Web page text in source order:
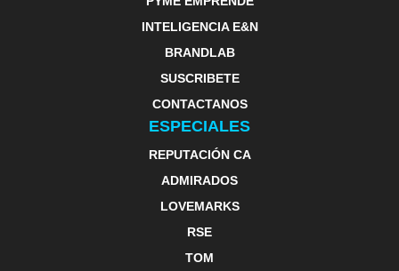
INTELIGENCIA E&N
BRANDLAB
SUSCRIBETE
CONTACTANOS
ESPECIALES
REPUTACIÓN CA
ADMIRADOS
LOVEMARKS
RSE
TOM